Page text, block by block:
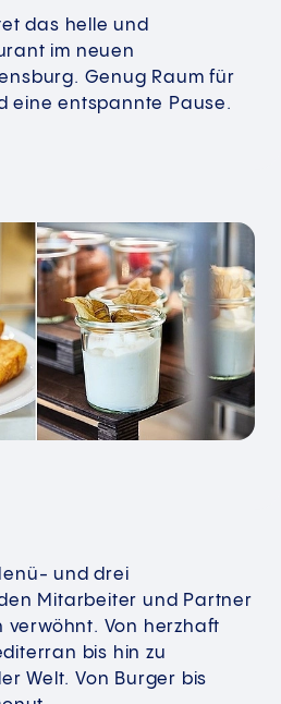
das helle und
im neuen
Genug Raum für
eine entspannte Pause.
und drei
Mitarbeiter und Partner
verwöhnt. Von herzhaft
bis hin zu
Welt. Von Burger bis